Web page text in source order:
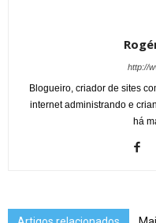
http://
Blogueiro, criador de sites
internet administrando e
há